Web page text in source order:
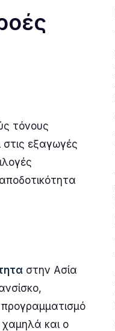
τόνους
στις εξαγωγές
στην Ασία
χαμηλά και ο